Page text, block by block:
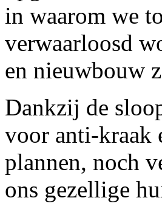
in waarom we
verwaarloosd
en nieuwbouw
Dankzij de
voor anti-kraak
plannen, noch
ons gezellige